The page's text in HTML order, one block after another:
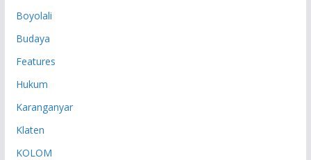
Boyolali
Budaya
Features
Hukum
Karanganyar
Klaten
KOLOM